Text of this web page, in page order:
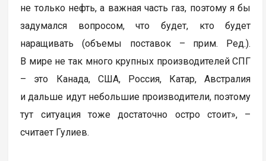
не только нефть, а важная часть газ, поэтому я бы
задумался вопросом, что будет, кто будет
наращивать (объемы поставок – прим. Ред.).
В мире не так много крупных производителей СПГ
– это Канада, США, Россия, Катар, Австралия
и дальше идут небольшие производители, поэтому
тут ситуация тоже достаточно остро стоит», –
считает Гулиев.